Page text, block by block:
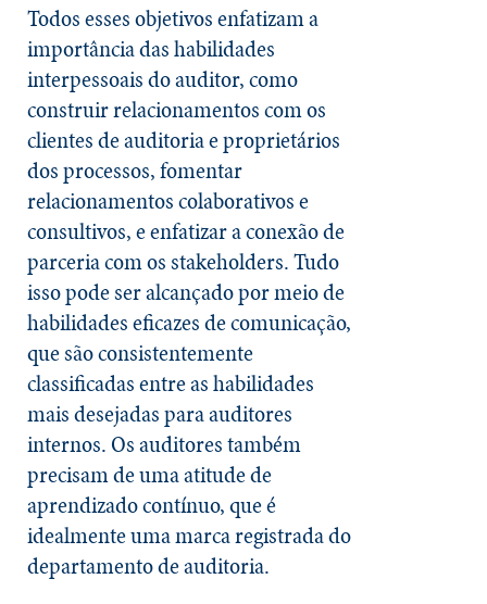
Todos esses objetivos enfatizam a
importância das habilidades
interpessoais do auditor, como
construir relacionamentos com os
clientes de auditoria e proprietários
dos processos, fomentar
relacionamentos colaborativos e
consultivos, e enfatizar a conexão de
parceria com os stakeholders. Tudo
isso pode ser alcançado por meio de
habilidades eficazes de comunicação,
que são consistentemente
classificadas entre as habilidades
mais desejadas para auditores
internos. Os auditores também
precisam de uma atitude de
aprendizado contínuo, que é
idealmente uma marca registrada do
departamento de auditoria.